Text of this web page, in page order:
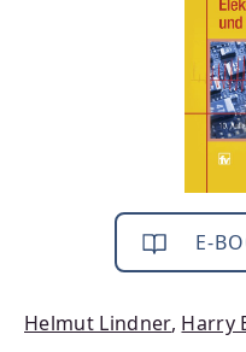
E-
Helmut Lindner, Harry